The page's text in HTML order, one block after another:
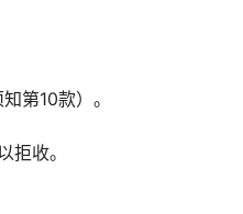
第10款）。
收。